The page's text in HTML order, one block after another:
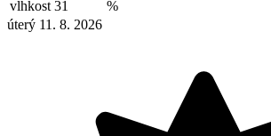
vlhkost 31
%
úterý 11. 8. 2026